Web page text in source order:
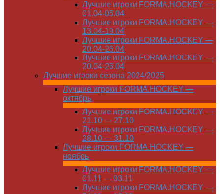
Лучшие игроки FORMA.HOCKEY —
01.04-05.04
Лучшие игроки FORMA.HOCKEY —
13.04-19.04
Лучшие игроки FORMA.HOCKEY —
20.04-26.04
Лучшие игроки FORMA.HOCKEY —
20.04-26.04
Лучшие игроки сезона 2024/2025
Лучшие игроки FORMA.HOCKEY —
октябрь
Лучшие игроки FORMA.HOCKEY —
21.10 — 27.10
Лучшие игроки FORMA.HOCKEY —
28.10 — 31.10
Лучшие игроки FORMA.HOCKEY —
ноябрь
Лучшие игроки FORMA.HOCKEY —
01.11 — 03.11
Лучшие игроки FORMA.HOCKEY —